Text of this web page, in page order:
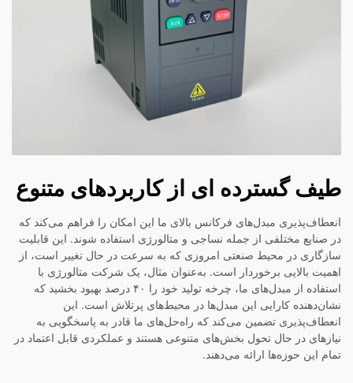
طیف گسترده ای از کاربردهای متنوع
انعطاف‌پذیری مبدل‌های فرکانس بالای ما این امکان را فراهم می‌کند که
در صنایع مختلفی از جمله نساجی و متالورژی استفاده شوند. این قابلیت
سازگاری در محیط صنعتی امروزی که به سرعت در حال تغییر است، از
اهمیت بالایی برخوردار است. به‌عنوان مثال، یک شرکت متالورژی با
استفاده از مبدل‌های ما، چرخه تولید خود را ۴۰ درصد بهبود بخشید که
نشان‌دهنده کارایی این مبدل‌ها در محیط‌های پرتلاش است. این
انعطاف‌پذیری تضمین می‌کند که راه‌حل‌های ما قادر به پاسخگویی به
نیازهای در حال تحول بخش‌های متنوعی هستند و عملکردی قابل اعتماد در
تمام این حوزه‌ها ارائه می‌دهند.